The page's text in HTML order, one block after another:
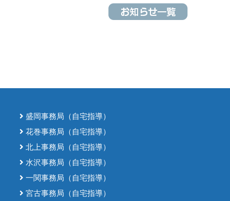
盛岡事務局（自宅指導）
花巻事務局（自宅指導）
北上事務局（自宅指導）
水沢事務局（自宅指導）
一関事務局（自宅指導）
宮古事務局（自宅指導）